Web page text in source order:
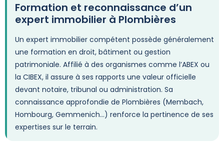
Formation et reconnaissance d’un
expert immobilier à Plombières
Un expert immobilier compétent possède généralement
une formation en droit, bâtiment ou gestion
patrimoniale. Affilié à des organismes comme l’ABEX ou
la CIBEX, il assure à ses rapports une valeur officielle
devant notaire, tribunal ou administration. Sa
connaissance approfondie de Plombières (Membach,
Hombourg, Gemmenich…) renforce la pertinence de ses
expertises sur le terrain.